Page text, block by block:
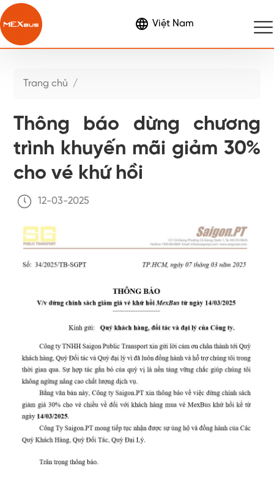
Đặt vé
Tin tức
Trang chủ /
Thông báo dừng chương
trình khuyến mãi giảm 30%
cho vé khứ hồi
12-03-2025